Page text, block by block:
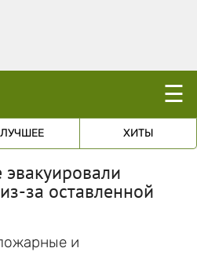
☰
ЛУЧШЕЕ ХИТЫ
эвакуировали
за оставленной
и